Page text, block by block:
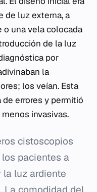
de luz externa, a
o una vela colocada
de la luz
por
la
los veían. Esta
errores y permitió
invasivas.
cistoscopios
pacientes a
luz ardiente